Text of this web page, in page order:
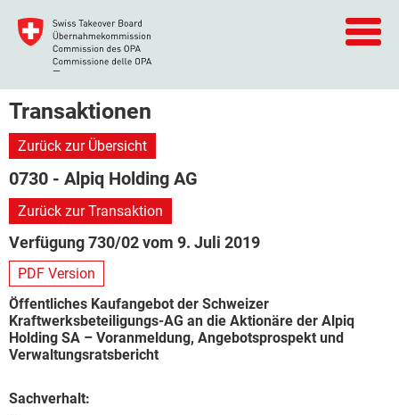
Transaktionen
Zurück zur Übersicht
0730 - Alpiq Holding AG
Zurück zur Transaktion
Verfügung 730/02 vom 9. Juli 2019
PDF Version
Öffentliches Kaufangebot der Schweizer
Kraftwerksbeteiligungs-AG an die Aktionäre der Alpiq
Holding SA – Voranmeldung, Angebotsprospekt und
Verwaltungsratsbericht
Sachverhalt: